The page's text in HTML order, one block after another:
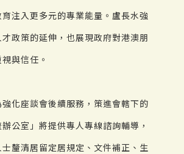
注入更多元的專業能量。盧長水強
政策的延伸，也展現政府對港澳朋
與信任。
化座談會後續服務，策進會轄下的
辦公室」將提供專人專線諮詢輔導，
釐清居留定居規定、文件補正、生